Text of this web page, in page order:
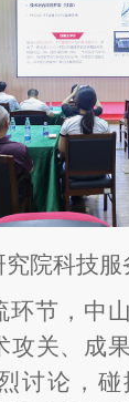
究院科技服
环节，中
攻关、成
讨论，